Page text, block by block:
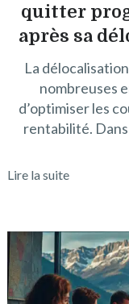
quitter
après sa
La
nombreuses
d’optimiser les
rentabilité.
Lire la suite